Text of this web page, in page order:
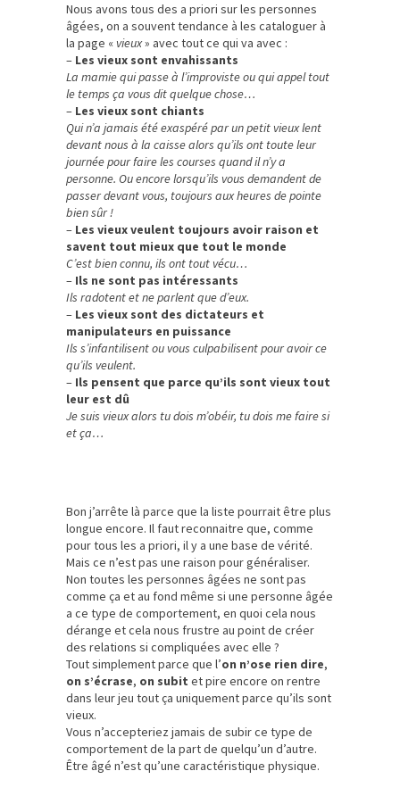
Nous avons tous des a priori sur les personnes
âgées, on a souvent tendance à les cataloguer à
la page « vieux» avec tout ce qui va avec :
– Les vieux sont envahissants
La mamie qui passe à l’improviste ou qui appel tout
le temps ça vous dit quelque chose…
– Les vieux sont chiants
Qui n’a jamais été exaspéré par un petit vieux lent
devant nous à la caisse alors qu’ils ont toute leur
journée pour faire les courses quand il n’y a
personne. Ou encore lorsqu’ils vous demandent de
passer devant vous, toujours aux heures de pointe
bien sûr !
– Les vieux veulent toujours avoir raison et
savent tout mieux que tout le monde
C’est bien connu, ils ont tout vécu…
– Ils ne sont pas intéressants
Ils radotent et ne parlent que d’eux.
– Les vieux sont des dictateurs et
manipulateurs en puissance
Ils s’infantilisent ou vous culpabilisent pour avoir ce
qu’ils veulent.
– Ils pensent que parce qu’ils sont vieux tout
leur est dû
Je suis vieux alors tu dois m’obéir, tu dois me faire si
et ça…
Bon j’arrête là parce que la liste pourrait être plus
longue encore. Il faut reconnaitre que, comme
pour tous les a priori, il y a une base de vérité.
Mais ce n’est pas une raison pour généraliser.
Non toutes les personnes âgées ne sont pas
comme ça et au fond même si une personne âgée
a ce type de comportement, en quoi cela nous
dérange et cela nous frustre au point de créer
des relations si compliquées avec elle ?
Tout simplement parce que l’on n’ose rien dire,
on s’écrase, on subit et pire encore on rentre
dans leur jeu tout ça uniquement parce qu’ils sont
vieux.
Vous n’accepteriez jamais de subir ce type de
comportement de la part de quelqu’un d’autre.
Être âgé n’est qu’une caractéristique physique.